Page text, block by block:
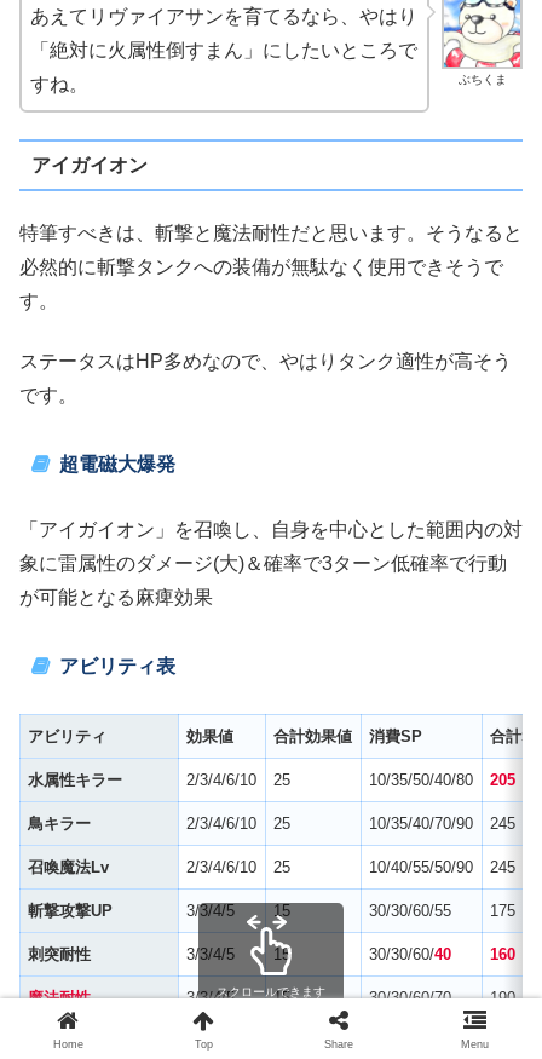
ぶちくま
あえてリヴァイアサンを育てるなら、やはり
「絶対に火属性倒すまん」にしたいところで
すね。
アイガイオン
特筆すべきは、斬撃と魔法耐性だと思います。そうなると
必然的に斬撃タンクへの装備が無駄なく使用できそうで
す。
ステータスはHP多めなので、やはりタンク適性が高そう
です。
超電磁大爆発
「アイガイオン」を召喚し、自身を中心とした範囲内の対
象に雷属性のダメージ(大)＆確率で3ターン低確率で行動
が可能となる麻痺効果
アビリティ表
アビリティ 効果値 合計効果値 消費SP 合計
水属性キラー 2/3/4/6/10 25 10/35/50/40/80 205
鳥キラー 2/3/4/6/10 25 10/35/40/70/90 245
召喚魔法Lv 2/3/4/6/10 25 10/40/55/50/90 245
斬撃攻撃UP 3/3/4/5 15 30/30/60/55 175
刺突耐性 3/3/4/5 15 30/30/60/40 160
魔法耐性 3/3/4/5 15 30/30/60/70 190
魔力UP 2/5
スクロールできます
Home Top Share Menu